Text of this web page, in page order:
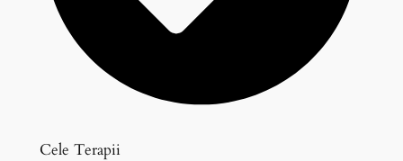
Cele Terapii